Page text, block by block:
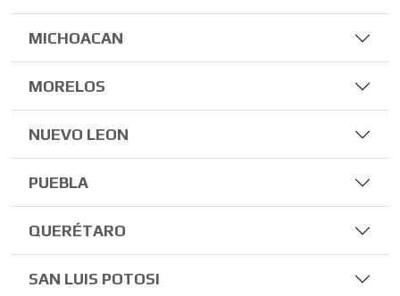
MICHOACAN
MORELOS
NUEVO LEON
PUEBLA
QUERÉTARO
SAN LUIS POTOSI